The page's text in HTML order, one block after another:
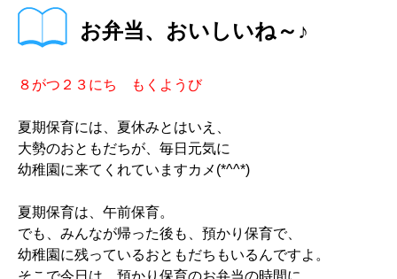
お弁当、おいしいね～♪
８がつ２３にち もくようび
夏期保育には、夏休みとはいえ、
大勢のおともだちが、毎日元気に
幼稚園に来てくれていますカメ(*^^*)
夏期保育は、午前保育。
でも、みんなが帰った後も、預かり保育で、
幼稚園に残っているおともだちもいるんですよ。
そこで今日は、預かり保育のお弁当の時間に